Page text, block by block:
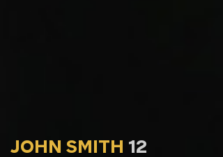
JOHN SMITH 12